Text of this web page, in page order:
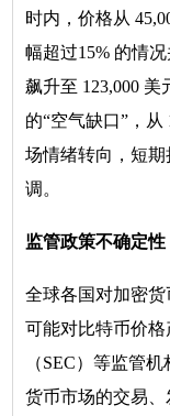
时内，价格从
幅超过15% 的情
飙升至 123,000
的“空气缺口”，从
场情绪转向，短
调。
监管政策不确定性
全球各国对加密
可能对比特币价
（SEC）等监管
货币市场的交易、